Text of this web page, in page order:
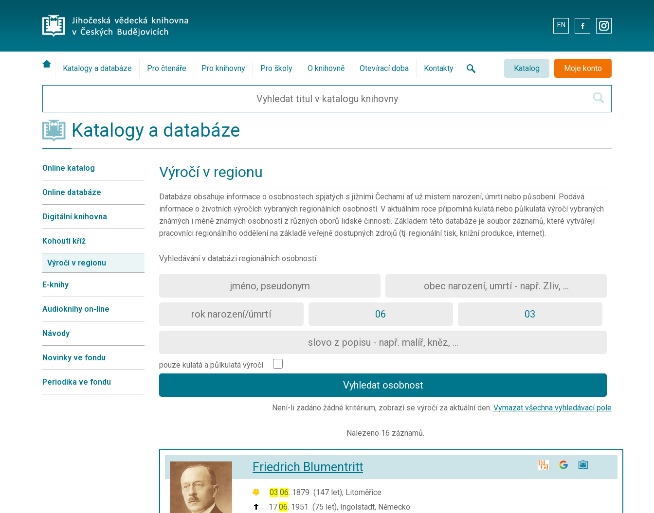
EN . .
Katalog Moje konto
Katalogy a databáze Pro čtenáře Pro knihovny Pro školy O knihovně Otevírací doba Kontakty
Katalogy a databáze
Online katalog
Online databáze
Digitální knihovna
Kohoutí kříž
Výročí v regionu
E-knihy
Audioknihy on-line
Návody
Novinky ve fondu
Periodika ve fondu
Výročí v regionu
Databáze obsahuje informace o osobnostech spjatých s jižními Čechami ať už místem narození, úmrtí nebo působení. Podává
informace o životních výročích vybraných regionálních osobností. V aktuálním roce připomíná kulatá nebo půlkulatá výročí vybraných
známých i méně známých osobností z různých oborů lidské činnosti. Základem této databáze je soubor záznamů, které vytvářejí
pracovníci regionálního oddělení na základě veřejně dostupných zdrojů (tj. regionální tisk, knižní produkce, internet).
Vyhledávání v databázi regionálních osobností:
pouze kulatá a půlkulatá výročí
Není-li zadáno žádné kritérium, zobrazí se výročí za aktuální den. Vymazat všechna vyhledávací pole
Nalezeno 16 záznamů.
Friedrich Blumentritt
03.06. 1879 (147 let), Litoměřice
17.06. 1951 (75 let), Ingolstadt, Německo